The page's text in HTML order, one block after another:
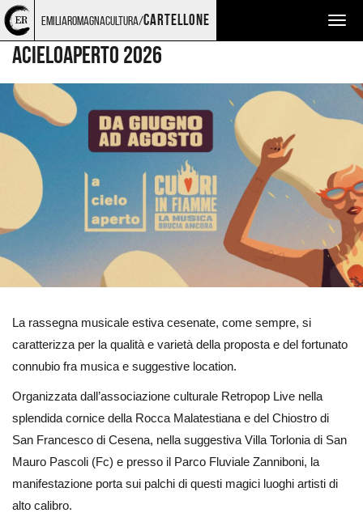
Torna
alla
home
page
Cerca
nel
sito
Salta
ai
contenuti
Salta
al
menu
principale
emiliaromagnacultura/cartellone
MUSICA EMILIA-ROMAGNA MUSIC COMMISSION
ACIELOAPERTO 2026
La rassegna musicale estiva cesenate, come sempre, si
caratterizza per la qualità e varietà della proposta e del fortunato
connubio fra musica e suggestive location.
Organizzata dall’associazione culturale Retropop Live nella
splendida cornice della Rocca Malatestiana e del Chiostro di
San Francesco di Cesena, nella suggestiva Villa Torlonia di San
Mauro Pascoli (Fc) e presso il Parco Fluviale Zanniboni, la
manifestazione porta sui palchi di questi magici luoghi artisti di
alto calibro.